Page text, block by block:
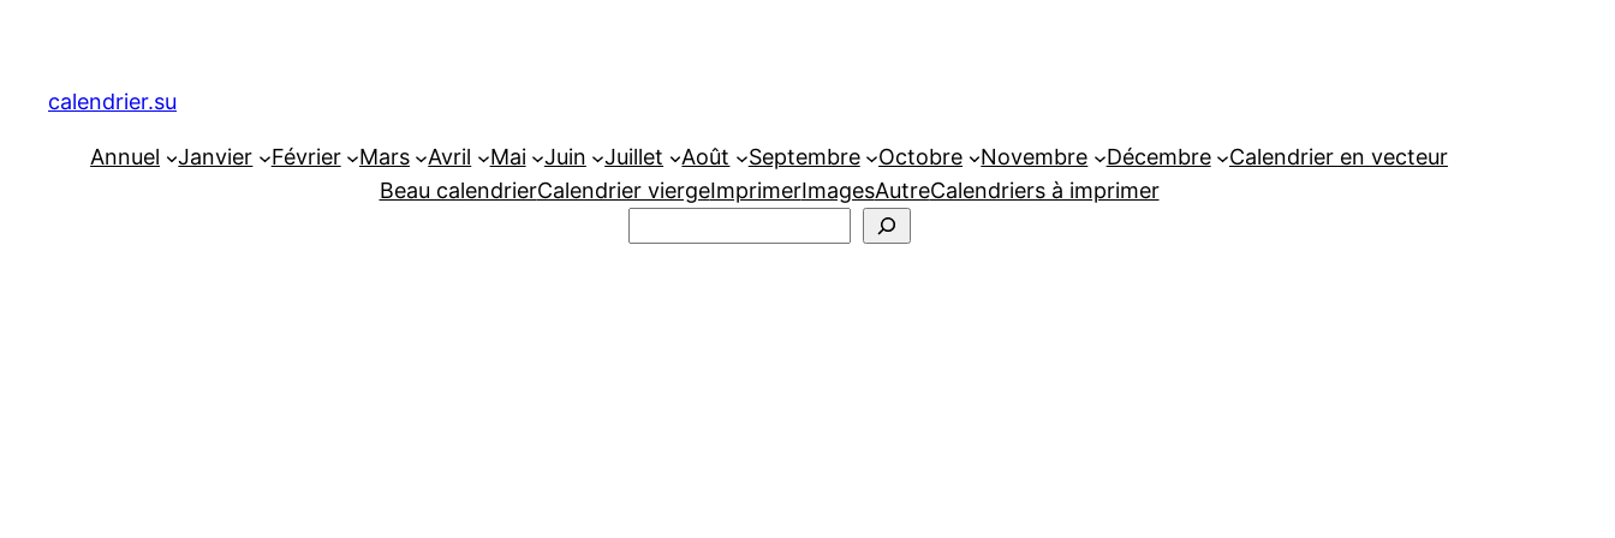
contenu
calendrier.su
Annuel Janvier Février Mars Avril Mai Juin Juillet Août Septembre Octobre Novembre Décembre
Calendrier en vecteur
Beau calendrierCalendrier viergeImprimerImagesAutreCalendriers à imprimer